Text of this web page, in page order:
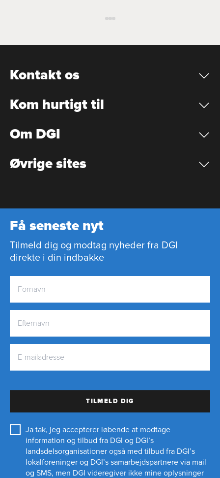
Kontakt os
Kom hurtigt til
Om DGI
Øvrige sites
Få seneste nyt
Tilmeld dig og modtag nyheder fra DGI
direkte i din indbakke
TILMELD DIG
Ja tak, jeg accepterer løbende at modtage
information og tilbud fra DGI og DGI’s
landsdelsorganisationer også med tilbud fra DGI’s
lokalforeninger og DGI’s samarbejdspartnere via mail
og SMS, men DGI videregiver ikke mine oplysninger